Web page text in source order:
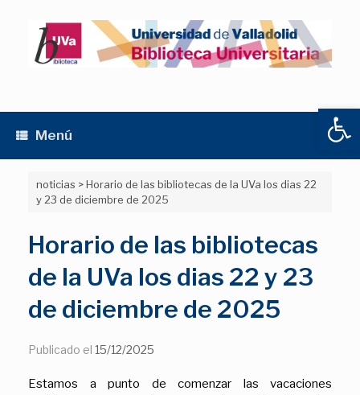
Abrir
contenido
Menú
noticias >Horario de las bibliotecas de la UVa los dias 22
y 23 de diciembre de 2025
Horario de las bibliotecas
de la UVa los dias 22 y 23
de diciembre de 2025
Publicado el 15/12/2025
Estamos a punto de comenzar las vacaciones